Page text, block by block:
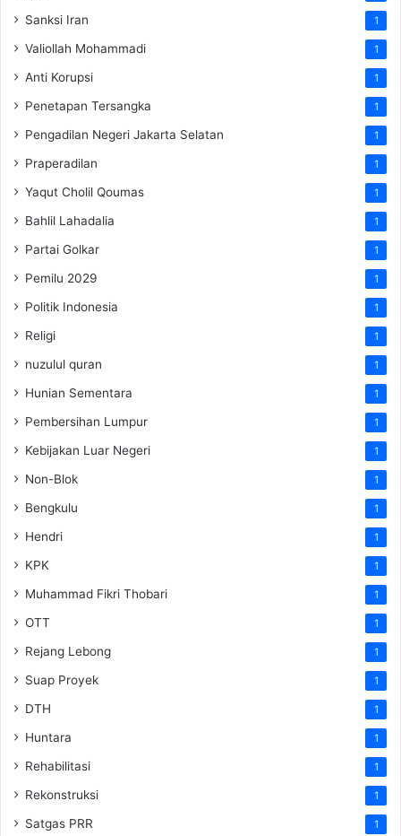
Sanksi Iran 1
Valiollah Mohammadi 1
Anti Korupsi 1
Penetapan Tersangka 1
Pengadilan Negeri Jakarta Selatan 1
Praperadilan 1
Yaqut Cholil Qoumas 1
Bahlil Lahadalia 1
Partai Golkar 1
Pemilu 2029 1
Politik Indonesia 1
Religi 1
nuzulul quran 1
Hunian Sementara 1
Pembersihan Lumpur 1
Kebijakan Luar Negeri 1
Non-Blok 1
Bengkulu 1
Hendri 1
KPK 1
Muhammad Fikri Thobari 1
OTT 1
Rejang Lebong 1
Suap Proyek 1
DTH 1
Huntara 1
Rehabilitasi 1
Rekonstruksi 1
Satgas PRR 1